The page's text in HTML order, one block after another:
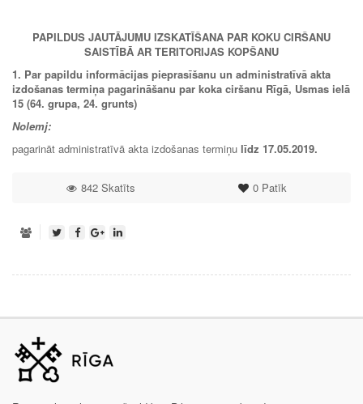
PAPILDUS JAUTĀJUMU IZSKATĪŠANA PAR KOKU CIRŠANU
SAISTĪBĀ AR TERITORIJAS KOPŠANU
1. Par papildu informācijas pieprasīšanu un administratīvā akta
izdošanas termiņa pagarināšanu par koka ciršanu Rīgā, Usmas ielā
15 (64. grupa, 24. grunts)
Nolemj:
pagarināt administratīvā akta izdošanas termiņu līdz 17.05.2019.
0Patīk
842 Skatīts